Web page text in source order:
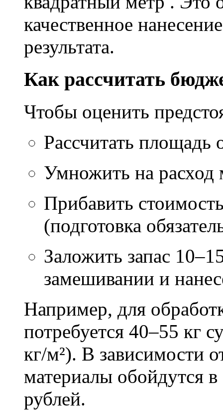
качественное
результата.
Как рассчитать
Чтобы оценить
Рассчитать площадь
Умножить на расход
Прибавить
(подготовка
Заложить запас
замешивании и
Например, для
потребуется 40–55 кг
кг/м²). В зависимости
материалы обойдутся
рублей.